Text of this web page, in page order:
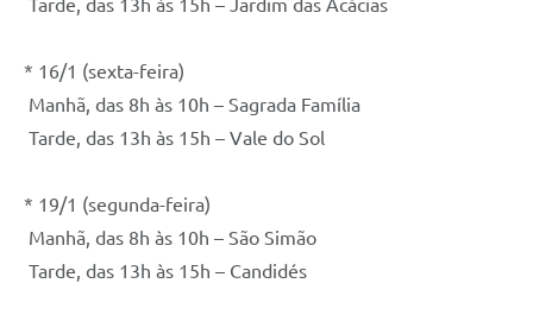
* 16/1 (sexta-feira)
Manhã, das 8h às 10h – Sagrada Família
Tarde, das 13h às 15h – Vale do Sol
* 19/1 (segunda-feira)
Manhã, das 8h às 10h – São Simão
Tarde, das 13h às 15h – Candidés